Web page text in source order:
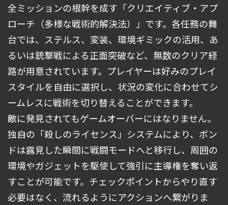
全ミッションの根幹を成す「クリエイティブ・アプ
ローチ（多様な戦術的解決法）」です。各任務の舞
台では、ステルス、変装、環境ギミックの活用、あ
るいは銃撃戦による正面突破など、無数のクリア経
路が用意されています。プレイヤーは好みのプレイ
スタイルを自由に選択し、状況の変化に合わせてシ
ームレスに戦術を切り替えることができます。
敵に発見されてもゲームオーバーにはなりません。
独自の「殺しのライセンス」システムにより、ボン
ドは露見した瞬間に戦闘モードへと移行し、周囲の
環境やガジェットを駆使して強引に主導権を奪い返
すことが可能です。チェックポイントからやり直す
必要はなく、流れるようにアクションへ繋がりま